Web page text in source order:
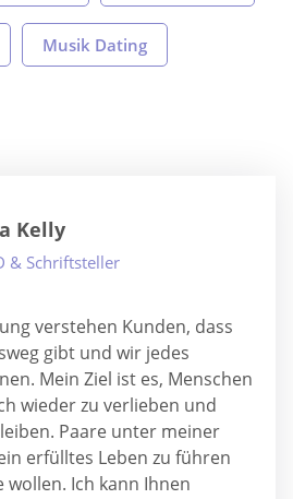
Musik Dating
Kelly
& Schriftsteller
verstehen Kunden, dass
gibt und wir jedes
Mein Ziel ist es, Menschen
wieder zu verlieben und
Paare unter meiner
erfülltes Leben zu führen
wollen. Ich kann Ihnen